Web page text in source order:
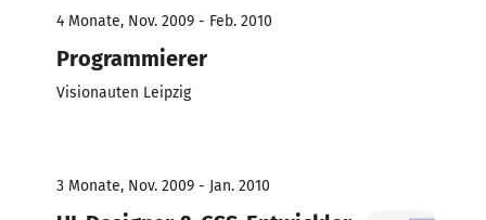
4 Monate, Nov. 2009 - Feb. 2010
Programmierer
Visionauten Leipzig
3 Monate, Nov. 2009 - Jan. 2010